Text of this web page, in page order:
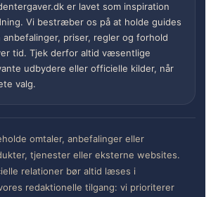
er lavet som inspiration
Vi bestræber os på at holde guides
priser, regler og forhold
tid. Tjek derfor altid væsentlige
udbydere eller officielle kilder, når
valg.
omtaler, anbefalinger eller
tjenester eller eksterne websites.
relationer bør altid læses i
redaktionelle tilgang: vi prioriterer